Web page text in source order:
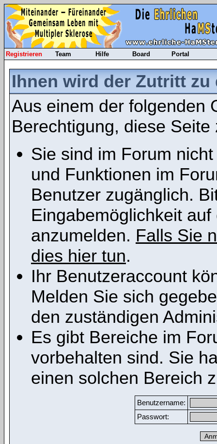
Registrieren Team Hilfe Board Portal
Ihnen wird der Zutritt
Aus einem der folgenden
Berechtigung, diese Seite
Sie sind im Forum
und Funktionen im
Benutzer zugänglich.
Eingabemöglichkeit
anzumelden. Falls Sie
dies hier tun.
Ihr Benutzeraccount
Melden Sie sich
den zuständigen
Es gibt Bereiche im
vorbehalten sind. Sie
einen solchen Bereich
Benutzername:
Passwort: